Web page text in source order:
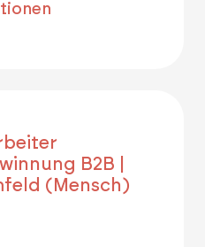
B2B |
(Mensch)